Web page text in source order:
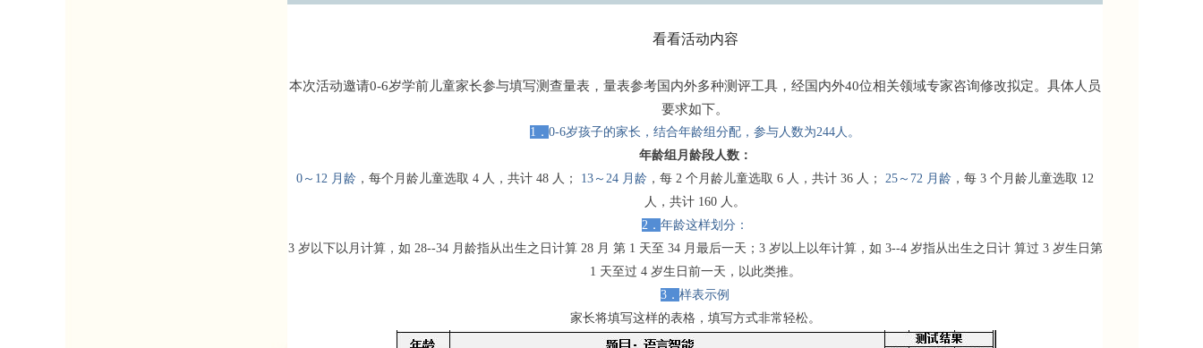
看看活动内容
本次活动邀请0-6岁学前儿童家长参与填写测查量表，量表参考国内外多种测评工具，经国内外40位相关领域专家咨询修改拟定。具体人员
要求如下。
1． 0-6岁孩子的家长，结合年龄组分配，参与人数为244人。
年龄组月龄段人数：
0～12 月龄 ，每个月龄儿童选取 4 人，共计 48 人； 13～24 月龄 ，每 2 个月龄儿童选取 6 人，共计 36 人； 25～72 月龄 ，每 3 个月龄儿童选取 12
人，共计 160 人。
2． 年龄这样划分：
3 岁以下以月计算，如 28--34 月龄指从出生之日计算 28 月 第 1 天至 34 月最后一天；3 岁以上以年计算，如 3--4 岁指从出生之日计 算过 3 岁生日第
1 天至过 4 岁生日前一天，以此类推。
3． 样表示例
家长将填写这样的表格，填写方式非常轻松。